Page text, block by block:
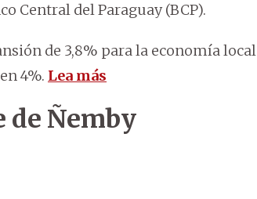
Central del Paraguay (BCP).
de 3,8% para la economía local
4%. Lea más
de Ñemby